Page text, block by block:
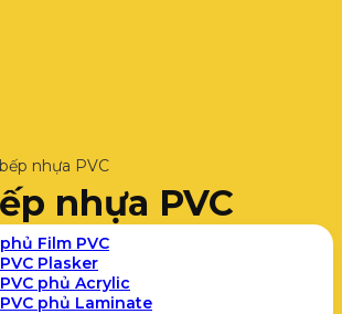
Film PVC
Plasker
phủ Acrylic
phủ Laminate
nhựa PVC
nhựa PVC